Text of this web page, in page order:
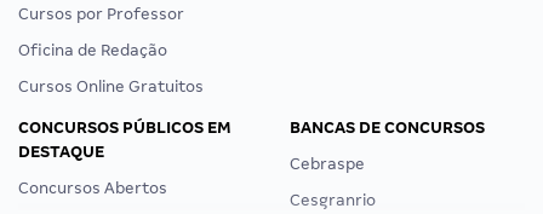
Cursos por Professor
Oficina de Redação
Cursos Online Gratuitos
CONCURSOS PÚBLICOS EM
DESTAQUE
Concursos Abertos
BANCAS DE CONCURSOS
Cebraspe
Cesgranrio